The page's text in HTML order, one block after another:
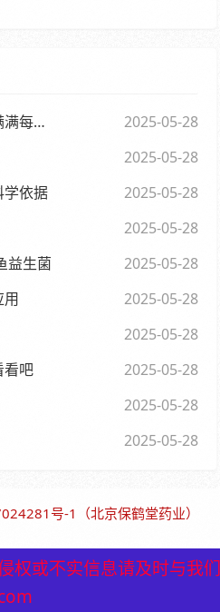
一天
2025-05-28
2025-05-28
学依据
2025-05-28
2025-05-28
益生菌
2025-05-28
用
2025-05-28
2025-05-28
看吧
2025-05-28
2025-05-28
2025-05-28
或不实信息请及时与我
号-1（北京保鹤堂药业）
或不实信息请及时与我